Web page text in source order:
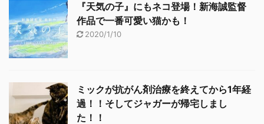
『天気の子』にもネコ登場！新海誠監督
作品で一番可愛い猫かも！
2020/1/10
ミックが抗がん剤治療を終えてから1年経
過！！そしてジャガーが帰宅しまし
た！！